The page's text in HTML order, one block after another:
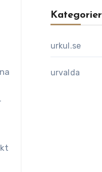
Kategorier
urkul.se
urvalda